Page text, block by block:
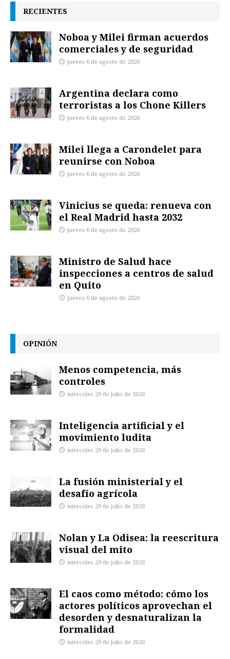
RECIENTES
Noboa y Milei firman acuerdos
comerciales y de seguridad
jueves 6 de agosto de 2026
Argentina declara como
terroristas a los Chone Killers
jueves 6 de agosto de 2026
Milei llega a Carondelet para
reunirse con Noboa
jueves 6 de agosto de 2026
Vinicius se queda: renueva con
el Real Madrid hasta 2032
jueves 6 de agosto de 2026
Ministro de Salud hace
inspecciones a centros de salud
en Quito
jueves 6 de agosto de 2026
OPINIÓN
Menos competencia, más
controles
miércoles 29 de julio de 2026
Inteligencia artificial y el
movimiento ludita
miércoles 29 de julio de 2026
La fusión ministerial y el
desafío agrícola
miércoles 29 de julio de 2026
Nolan y La Odisea: la reescritura
visual del mito
miércoles 29 de julio de 2026
El caos como método: cómo los
actores políticos aprovechan el
desorden y desnaturalizan la
formalidad
miércoles 29 de julio de 2026